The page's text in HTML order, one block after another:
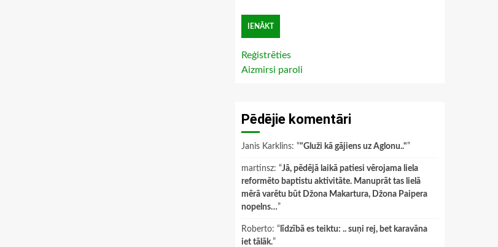
Reģistrēties
Aizmirsi paroli
Pēdējie komentāri
Janis Karklins: “"Gluži kā gājiens uz Aglonu.."”
martinsz: “Jā, pēdējā laikā patiesi vērojama liela
reformēto baptistu aktivitāte. Manuprāt tas lielā
mērā varētu būt Džona Makartura, Džona Paipera
nopelns…”
Roberto: “ līdzībā es teiktu: .. suņi rej, bet karavāna
iet tālāk.”